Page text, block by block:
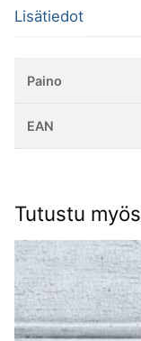
määrä
Lisätiedot
Paino
EAN
Tutustu myös